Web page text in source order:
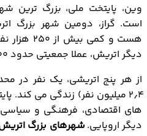
وین، پایتخت ملی، بزرگ ترین
است. گراز، دومین شهر بزرگ
هست و
دیگر اتریش، عملا جمعیتی حدود ۱۰۰ هزار نفر دارند.
از هر پنج اتریشی، یک نفر در
۲٫۴ میلیون نفر) زندگی می کند.
های اقتصادی، فرهنگی و
دیگر اروپایی. شهرهای بزرگ